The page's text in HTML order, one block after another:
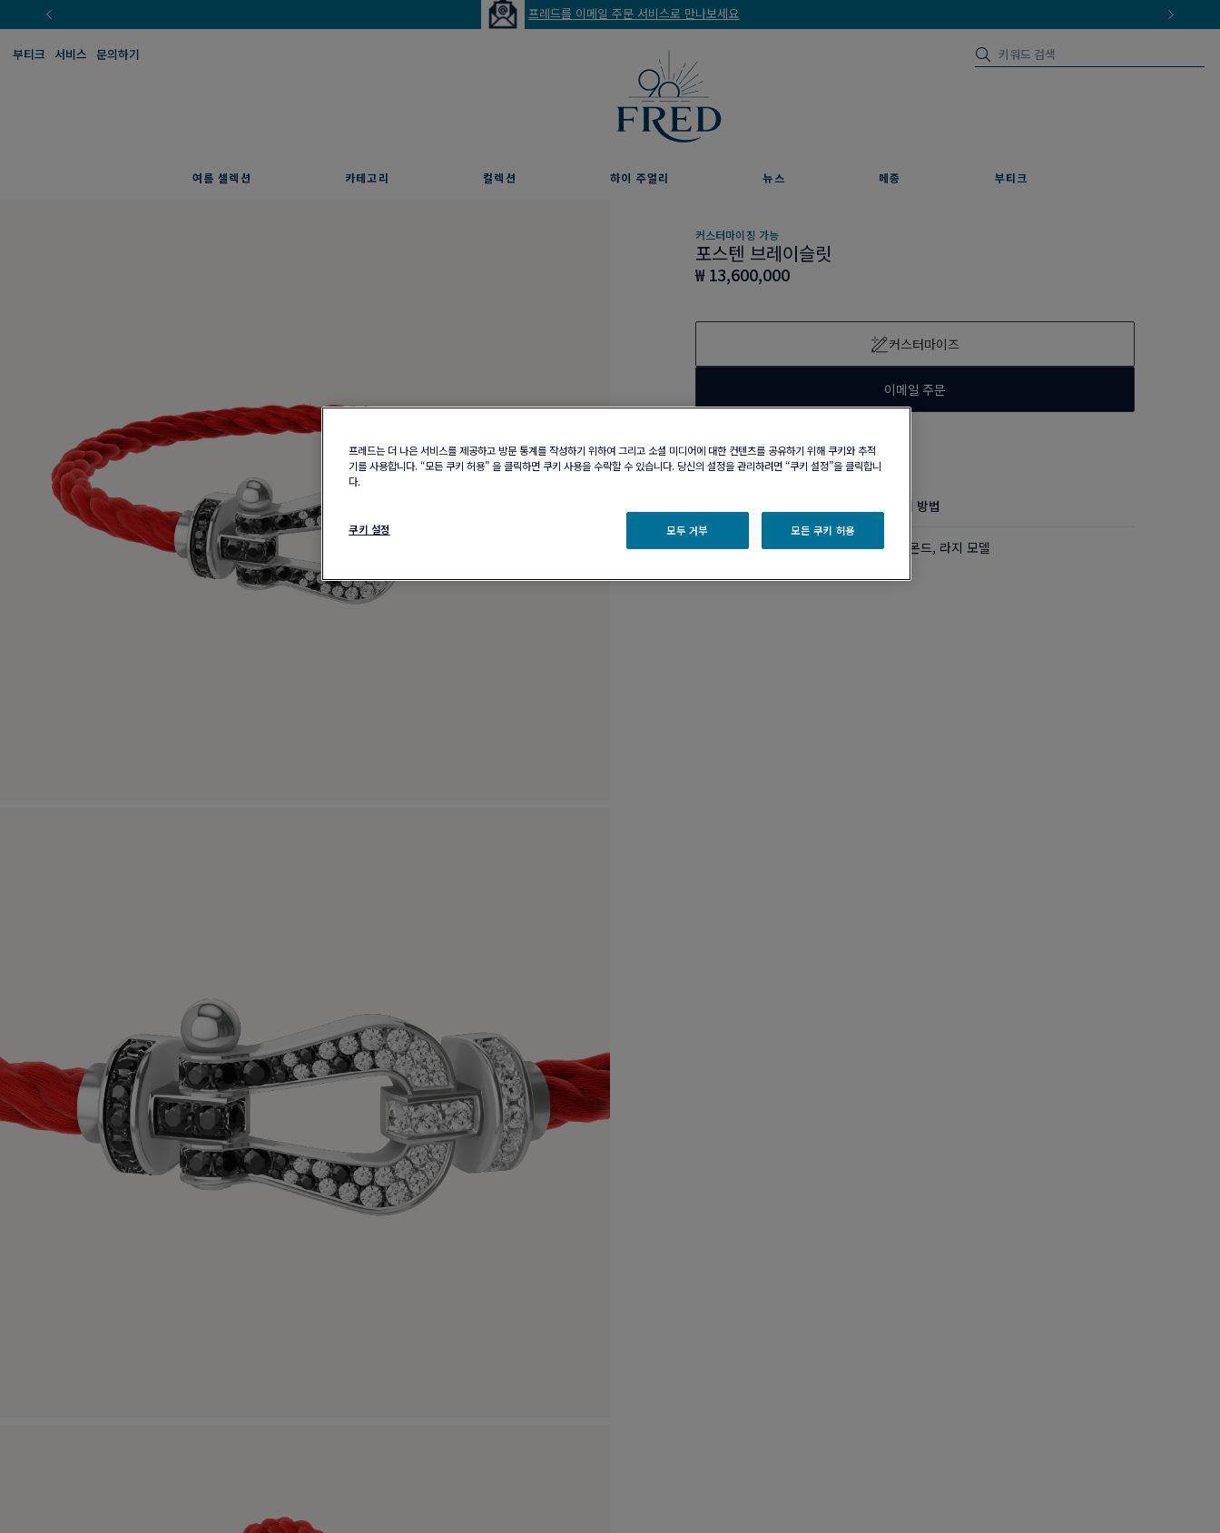
프레드를 이메일 주문 서비스로 만나보세요
부티크 서비스 문의하기
여름 셀렉션 카테고리 컬렉션 하이 주얼리 뉴스 메종 부티크
커스터마이징 가능
포스텐 브레이슬릿
₩ 13,600,000
커스터마이즈
이메일 주문
부티크 구매 가능 여부
제품 관리 방법
18K 화이트 골드, 블랙 및 화이트 다이아몬드, 라지 모델
프레드는 더 나은 서비스를 제공하고 방문 통계를 작성하기 위하여 그리고 소셜 미디어에 대한 컨텐츠를 공유하기 위해 쿠키와 추적
기를 사용합니다. “모든 쿠키 허용” 을 클릭하면 쿠키 사용을 수락할 수 있습니다. 당신의 설정을 관리하려면 “쿠키 설정”을 클릭합니
다.
쿠키 설정 모두 거부 모든 쿠키 허용